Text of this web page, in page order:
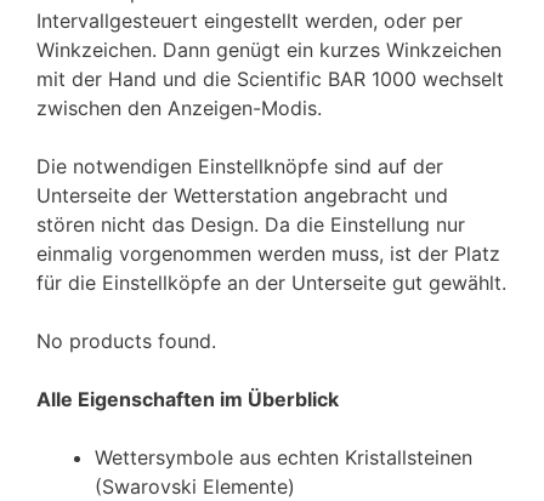
Intervallgesteuert eingestellt werden, oder per
Winkzeichen. Dann genügt ein kurzes Winkzeichen
mit der Hand und die Scientific BAR 1000 wechselt
zwischen den Anzeigen-Modis.
Die notwendigen Einstellknöpfe sind auf der
Unterseite der Wetterstation angebracht und
stören nicht das Design. Da die Einstellung nur
einmalig vorgenommen werden muss, ist der Platz
für die Einstellköpfe an der Unterseite gut gewählt.
No products found.
Alle Eigenschaften im Überblick
Wettersymbole aus echten Kristallsteinen
(Swarovski Elemente)